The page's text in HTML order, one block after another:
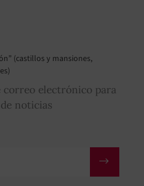
(castillos y mansiones,
correo electrónico para
noticias